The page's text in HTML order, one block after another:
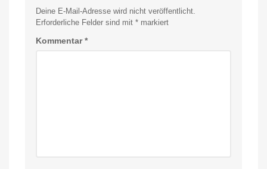
Deine E-Mail-Adresse wird nicht veröffentlicht.
Erforderliche Felder sind mit * markiert
Kommentar*